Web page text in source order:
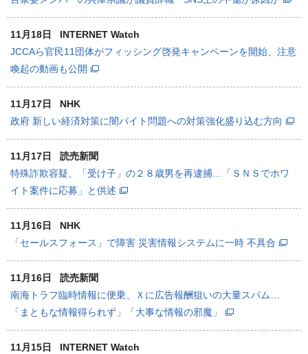
11月18日
INTERNET Watch
JCCAら官民11団体がフィッシング啓発キャンペーンを開始、注意
喚起の動画も公開
11月17日
NHK
政府 新しい経済対策に闇バイト問題への対策強化盛り込む方向
11月17日
読売新聞
特殊詐欺容疑、「受け子」の２８歳男を再逮捕…「ＳＮＳでホワ
イト案件に応募」と供述
11月16日
NHK
「セールスフォース」で障害 災害情報システムに一時 不具合
11月16日
読売新聞
南海トラフ臨時情報に便乗、Ｘに広告報酬狙いの大量スパム…
「まともな情報得られず」「大事な情報の邪魔」
11月15日
INTERNET Watch